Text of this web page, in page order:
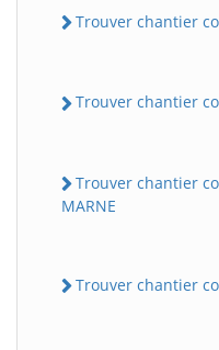
Trouver chantier
Trouver chantier
Trouver chantier
MARNE
Trouver chantier